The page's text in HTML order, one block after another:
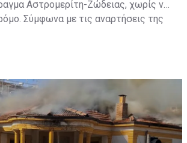
Αστρομερίτη-Ζώδειας, χωρίς να
Σύμφωνα με τις αναρτήσεις της